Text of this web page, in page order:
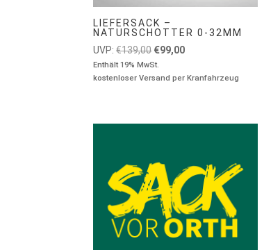
LIEFERSACK –
NATURSCHOTTER 0-32MM
UVP: €139,00 Ursprünglicher
Preis
war:
€99,00Aktueller
ist:
Enthält 19% MwSt.
kostenloser Versand per Kranfahrzeug